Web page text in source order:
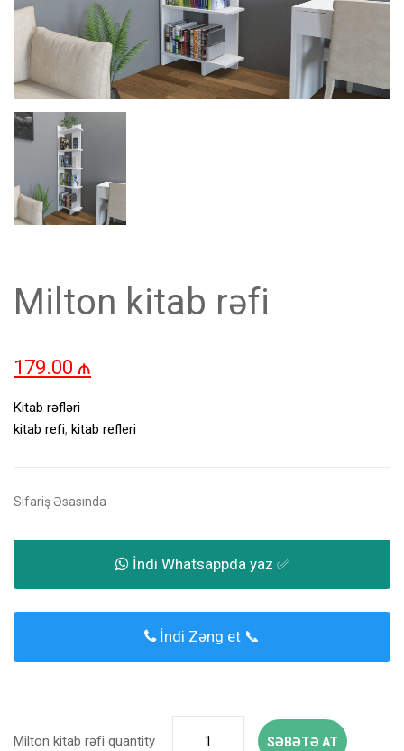
Milton kitab rəfi
179.00 ₼
Kitab rəfləri
kitab refi, kitab refleri
Sifariş Əsasında
İndi Whatsappda yaz ✅
İndi Zəng et 📞
Milton kitab rəfi quantity SƏBƏTƏ AT